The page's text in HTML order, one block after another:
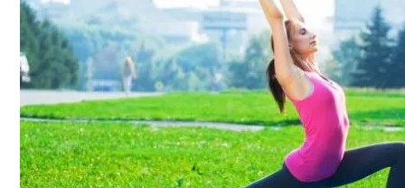
Раскрась Свой Год: Какой Цвет